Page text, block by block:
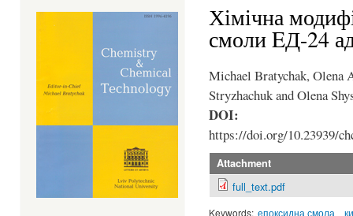
Хімічна
смоли EД-24
Michael Bratychak, Olena
Stryzhachuk and Olena
DOI:
https://doi.org/10.23939/
Attachment
full_text.pdf
Keywords: епоксидна смола